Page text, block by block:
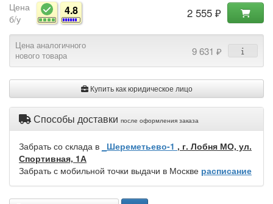
Цена
б/у
4.8 2 555 ₽
Цена аналогичного
нового товара
9 631 ₽
Купить как юридическое лицо
Способы доставки после оформления заказа
Забрать со склада в _Шереметьево-1 , г. Лобня МО, ул.
Спортивная, 1А
Забрать с мобильной точки выдачи в Москве расписание